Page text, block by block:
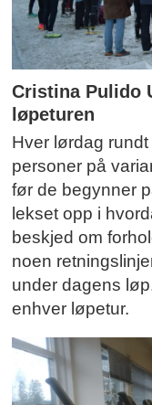
Cristina Pulido
løpeturen
Hver lørdag
personer på
før de begynner
lekset opp i
beskjed om
noen
under dagens
enhver løpetur.